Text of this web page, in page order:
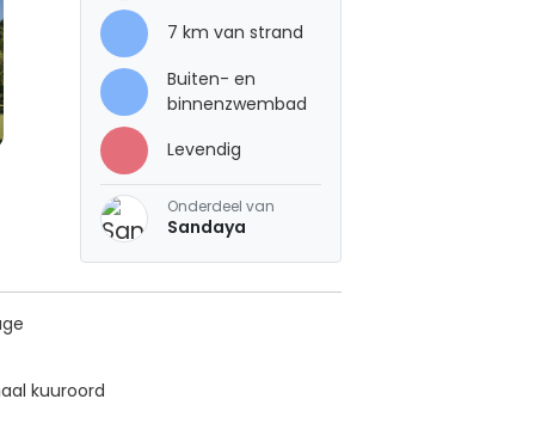
7 km van strand
Buiten- en
binnenzwembad
Levendig
Onderdeel van
Sandaya
kuuroord